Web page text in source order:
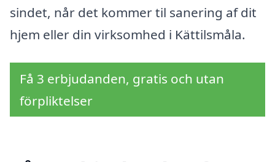
sindet, når det kommer til sanering af dit
hjem eller din virksomhed i Kättilsmåla.
Få 3 erbjudanden, gratis och utan
förpliktelser